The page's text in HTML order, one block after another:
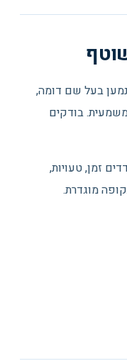
בעל שם דומה,
משמעית. בודקים
זמן, טעויות,
מוגדרת.